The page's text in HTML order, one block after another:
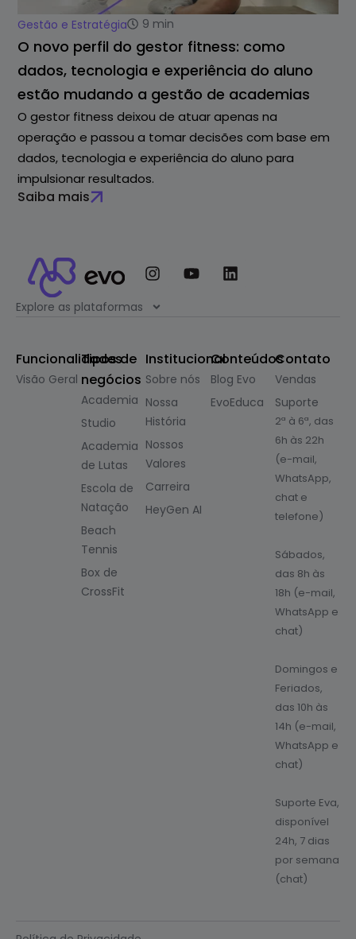
Gestão e Estratégia 9 min
O novo perfil do gestor fitness: como
dados, tecnologia e experiência do aluno
estão mudando a gestão de academias
O gestor fitness deixou de atuar apenas na
operação e passou a tomar decisões com base em
dados, tecnologia e experiência do aluno para
impulsionar resultados.
Saiba mais
Explore as plataformas
Funcionalidades
Visão Geral
Tipos de
negócios
Academia
Studio
Academia
de Lutas
Escola de
Natação
Beach
Tennis
Box de
CrossFit
Institucional
Sobre nós
Nossa
História
Nossos
Valores
Carreira
HeyGen AI
Conteúdos
Blog Evo
EvoEduca
Contato
Vendas
Suporte
2ª à 6ª, das
6h às 22h
(e-mail,
WhatsApp,
chat e
telefone)
Sábados,
das 8h às
18h (e-mail,
WhatsApp e
chat)
Domingos e
Feriados,
das 10h às
14h (e-mail,
WhatsApp e
chat)
Suporte Eva,
disponível
24h, 7 dias
por semana
(chat)